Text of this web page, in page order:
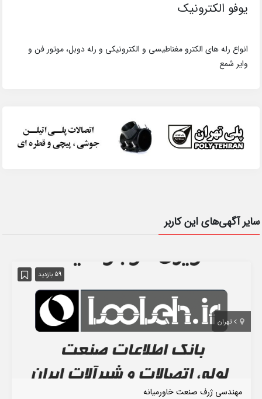
یوفو الکترونیک
انواع رله های الکترو مغناطیسی و الکترونیکی و رله دوبل، موتور فن و
وایر شمع
سایر آگهی‌های این کاربر
59 بازدید
تهران
مهندسی ژرف صنعت خاورمیانه